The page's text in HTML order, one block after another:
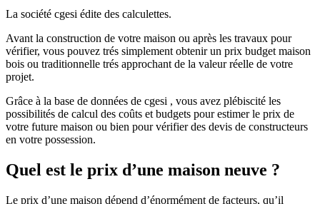
La société cgesi édite des calculettes.
Avant la construction de votre maison ou après les travaux pour
vérifier, vous pouvez trés simplement obtenir un prix budget maison
bois ou traditionnelle trés approchant de la valeur réelle de votre
projet.
Grâce à la base de données de cgesi , vous avez plébiscité les
possibilités de calcul des coûts et budgets pour estimer le prix de
votre future maison ou bien pour vérifier des devis de constructeurs
en votre possession.
Quel est le prix d’une maison neuve ?
Le prix d’une maison dépend d’énormément de facteurs, qu’il